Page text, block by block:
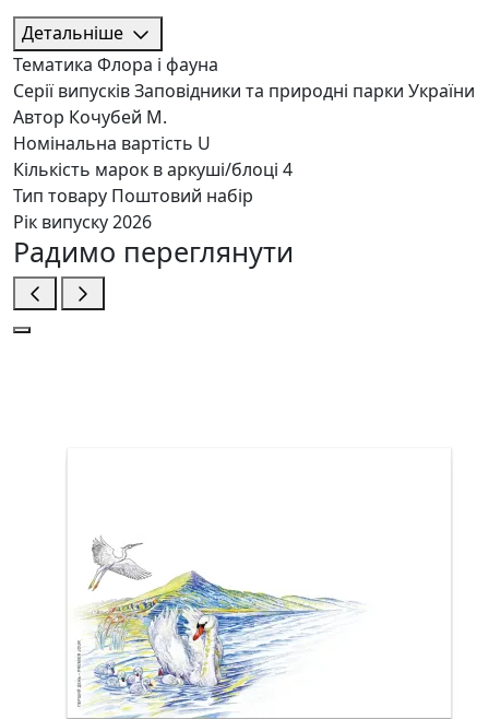
Детальніше
Тематика Флора і фауна
Серії випусківЗаповідники та природні парки України
Автор Кочубей М.
Номінальна вартість U
Кількість марок в аркуші/блоці 4
Тип товару Поштовий набір
Рік випуску2026
Радимо переглянути